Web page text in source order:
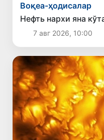
Воқеа-ҳодисалар
Нефть нархи яна
7 авг 2026, 10:00